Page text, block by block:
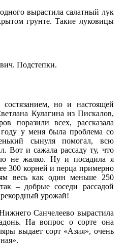
вырастила салатный лук
грунте. Такие луковицы
Подстепки.
но и настоящей
Кулагина из Пискалов,
поразили всех, рассказала
у меня была проблема со
сынуля помогал, всю
Вот и сажала рассаду ту, что
не жалко. Ну и посадила я
300 корней и перца примерно
весь как один меньше 250
– добрые соседи рассадой
урожай!
Санчелеево вырастила
На вопрос о сорте она
выдает сорт «Азия», очень